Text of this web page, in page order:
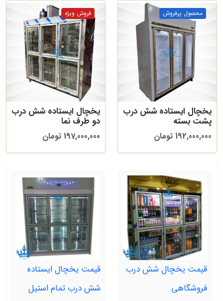
یخچال ایستاده شش درب
پشت بسته
192,000,000 تومان
یخچال ایستاده شش درب
دو طرف نما
197,000,000 تومان
قیمت یخچال شش درب
فروشگاهی
قیمت یخچال ایستاده
شش درب تمام استیل